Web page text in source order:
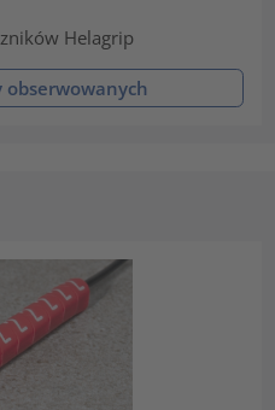
Helagrip
obserwowanych